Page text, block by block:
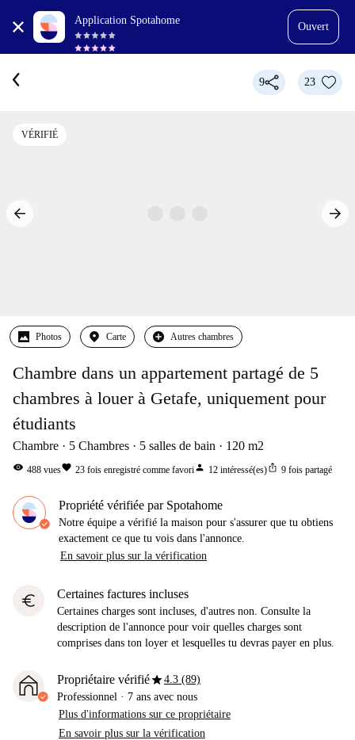
Application Spotahome
Ouvert
9 23
VÉRIFIÉ
Photos Carte Autres chambres
Chambre dans un appartement partagé de 5
chambres à louer à Getafe, uniquement pour
étudiants
Chambre 5 Chambres 5 salles de bain 120 m2
visibility 488 vuesfavorite 23 fois enregistré comme favoriperson 12 intéressé(es)ios_share 9 fois partagé
Propriété vérifiée par Spotahome
Notre équipe a vérifié la maison pour s'assurer que tu obtiens
exactement ce que tu vois dans l'annonce.
En savoir plus sur la vérification
euro Certaines factures incluses
Certaines charges sont incluses, d'autres non. Consulte la
description de l'annonce pour voir quelles charges sont
comprises dans ton loyer et lesquelles tu devras payer en plus.
Propriétaire vérifiéstar4.3 (89)
Professionnel · 7 ans avec nous
Plus d'informations sur ce propriétaire
En savoir plus sur la vérification